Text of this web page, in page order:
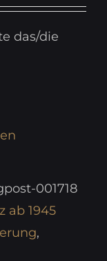
das/die
001718
ab 1945
,